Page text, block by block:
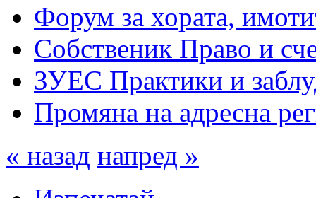
Форум за хората,
Собственик Право и
ЗУЕС Практики и
Промяна на адресна
« назад напред »